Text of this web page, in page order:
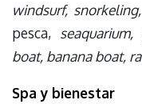
windsurf, snorkeling,
pesca,
boat, banana boat,
Spa y bienestar